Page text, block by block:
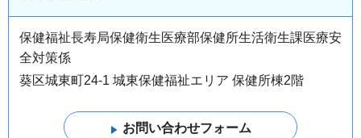
保健福祉長寿局保健衛生医療部保健所生活衛生課医療安
全対策係
葵区城東町24-1 城東保健福祉エリア 保健所棟2階